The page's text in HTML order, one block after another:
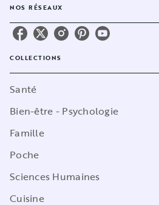
NOS RÉSEAUX
COLLECTIONS
Santé
Bien-être - Psychologie
Famille
Poche
Sciences Humaines
Cuisine